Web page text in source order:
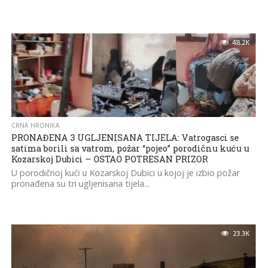
48.2K
CRNA HRONIKA
PRONAĐENA 3 UGLJENISANA TIJELA: Vatrogasci se
satima borili sa vatrom, požar “pojeo” porodičnu kuću u
Kozarskoj Dubici – OSTAO POTRESAN PRIZOR
U porodičnoj kući u Kozarskoj Dubici u kojoj je izbio požar
pronađena su tri ugljenisana tijela...
23.3K